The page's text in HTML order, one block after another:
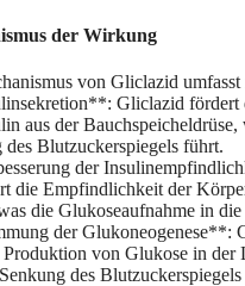
der Wirkung
von Gliclazid umfasst
Gliclazid fördert
aus der Bauchspeicheldrüse,
des Blutzuckerspiegels führt.
der
die Empfindlichkeit der
die Glukoseaufnahme in
der Glukoneogenese**:
Produktion von Glukose in der
des Blutzuckerspiegels